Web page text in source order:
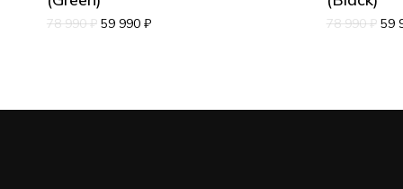
78 990₽ 59 990 ₽ 78 990₽ 59